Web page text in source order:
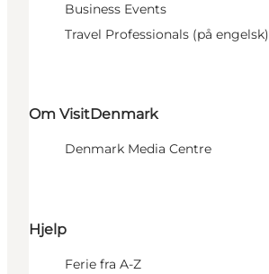
Business Events
Travel Professionals (på engelsk)
Om VisitDenmark
Denmark Media Centre
Hjelp
Ferie fra A-Z